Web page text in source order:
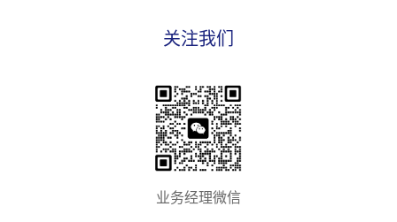
关注我们
业务经理微信